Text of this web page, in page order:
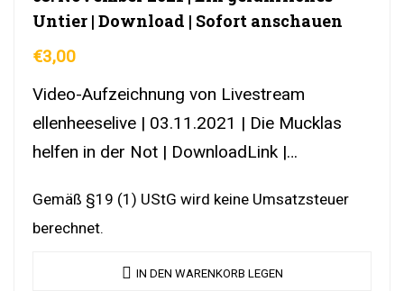
Untier | Download | Sofort anschauen
€3,00
Video-Aufzeichnung von Livestream
ellenheeselive | 03.11.2021 | Die Mucklas
helfen in der Not | DownloadLink |
Gemäß §19 (1) UStG wird keine Umsatzsteuer
berechnet.
IN DEN WARENKORB LEGEN